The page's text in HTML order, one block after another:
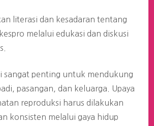
literasi dan kesadaran tentang
melalui edukasi dan diskusi
sangat penting untuk mendukung
pasangan, dan keluarga. Upaya
reproduksi harus dilakukan
konsisten melalui gaya hidup